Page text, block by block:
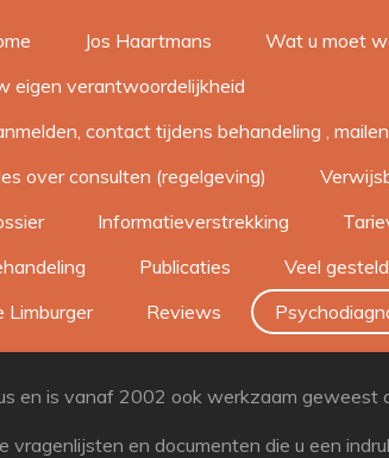
Jos Haartmans
Wat u moet
eigen verantwoordelijkheid
contact tijdens behandeling ,
over consulten (regelgeving)
Informatieverstrekking
Publicaties
Veel
Limburger
Reviews
en is vanaf 2002 ook werkzaam geweest
en documenten die u een